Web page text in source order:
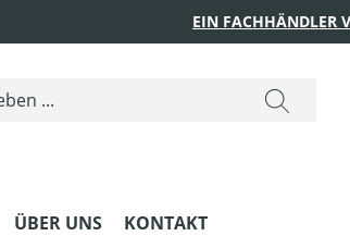
EIN FACHHÄNDLER
ÜBER UNS KONTAKT